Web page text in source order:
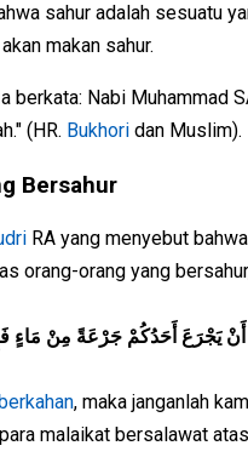
sahur adalah sesuatu
makan sahur.
berkata: Nabi Muhammad
(HR. Bukhori dan Muslim).
Bersahur
RA yang menyebut
orang-orang yang
أَنْ يَجْرَعَ أَحَدُكُمْ جَرْعَةً مِنْ مَاءٍ
, maka janganlah
malaikat bersalawat